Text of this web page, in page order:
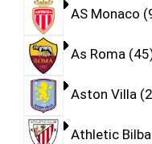
AS Monaco
As Roma 45
Aston Villa
Athletic